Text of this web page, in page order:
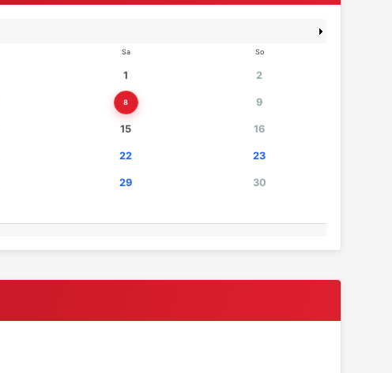
Sa So
1 2
8 9
15 16
22 23
29 30